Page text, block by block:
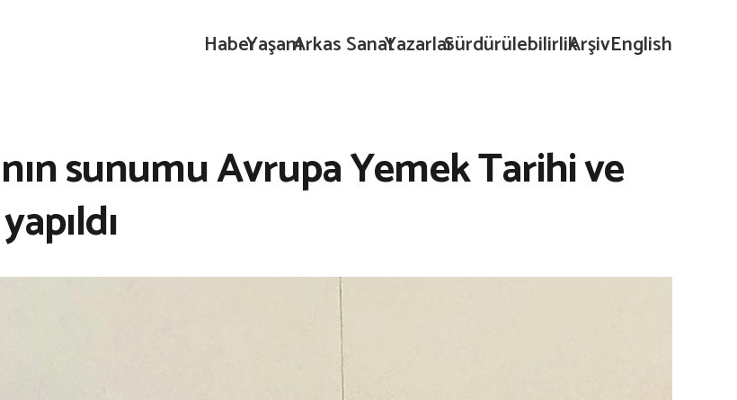
HaberYaşamArkas SanatYazarlarSürdürülebilirlikArşivEnglish
sunumu Avrupa Yemek Tarihi ve